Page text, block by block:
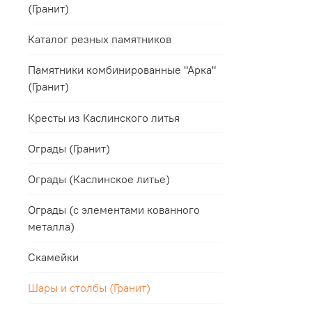
(Гранит)
Каталог резных памятников
Памятники комбинированные "Арка"
(Гранит)
Кресты из Каслинского литья
Ограды (Гранит)
Ограды (Каслинское литье)
Ограды (с элементами кованного
металла)
Скамейки
Шары и столбы (Гранит)